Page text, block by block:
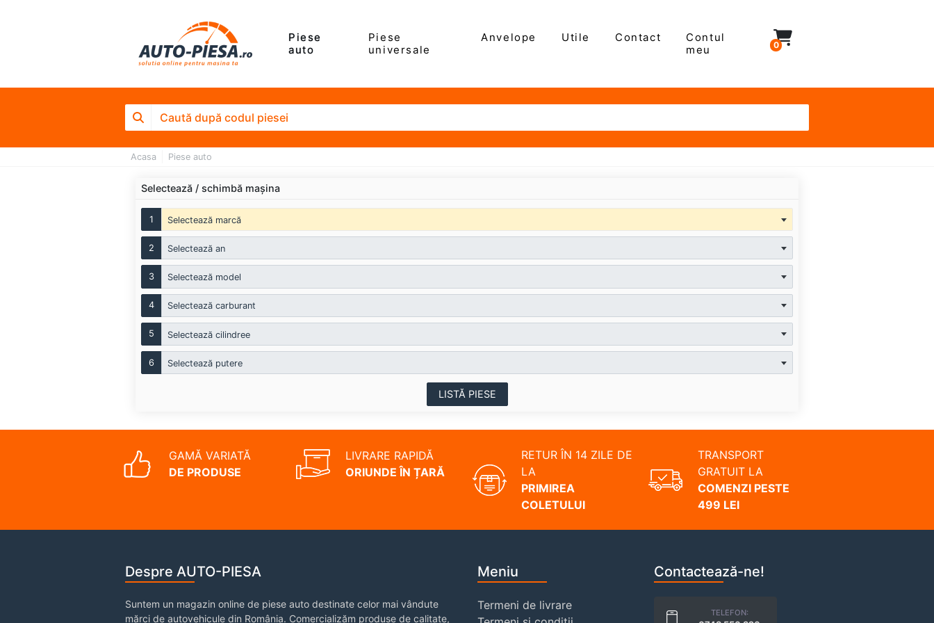
Piese
auto
Piese
universale
Anvelope Utile Contact
Contul
meu
0
Acasa Piese auto
Selectează / schimbă mașina
1 Selectează marcă
2 Selectează an
3 Selectează model
4 Selectează carburant
5 Selectează cilindree
6 Selectează putere
LISTĂ PIESE
GAMĂ VARIATĂ
DE PRODUSE
LIVRARE RAPIDĂ
ORIUNDE ÎN ȚARĂ
RETUR ÎN 14 ZILE DE
LA
PRIMIREA
COLETULUI
TRANSPORT
GRATUIT LA
COMENZI PESTE
499 LEI
Despre AUTO-PIESA
Suntem un magazin online de piese auto destinate celor mai vândute
mărci de autovehicule din România. Comercializăm produse de calitate,
Meniu
Termeni de livrare
Contactează-ne!
TELEFON: